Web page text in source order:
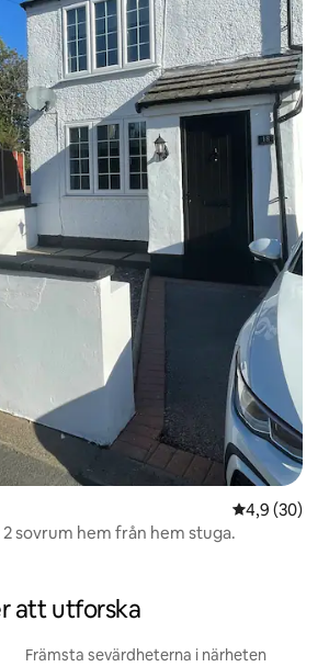
4,9 av 5 i
4,9 (30)
sovrum hem från hem stuga.
att utforska
Främsta sevärdheterna i närheten